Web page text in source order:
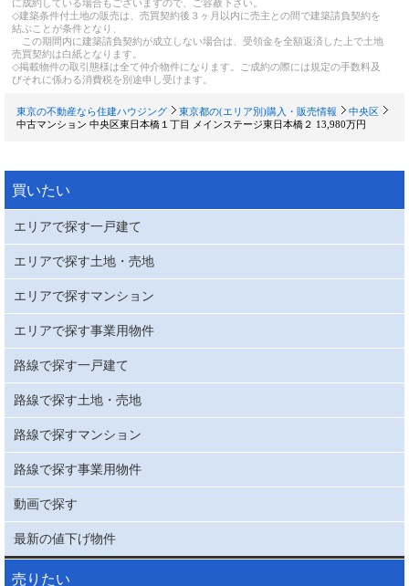
に成約している場合もございますので、ご容赦下さい。
◇建築条件付土地の販売は、売買契約後３ヶ月以内に売主との間で建築請負契約を
結ぶことが条件となり、
この期間内に建築請負契約が成立しない場合は、受領金を全額返済した上で土地
売買契約は白紙となります。
◇掲載物件の取引態様は全て仲介物件になります。ご成約の際には規定の手数料及
びそれに係わる消費税を別途申し受けます。
東京の不動産なら住建ハウジング 東京都の(エリア別)購入・販売情報
中央区
中古マンション 中央区東日本橋１丁目 メインステージ東日本橋２ 13,980万円
買いたい
エリアで探す一戸建て
エリアで探す土地・売地
エリアで探すマンション
エリアで探す事業用物件
路線で探す一戸建て
路線で探す土地・売地
路線で探すマンション
路線で探す事業用物件
動画で探す
最新の値下げ物件
売りたい